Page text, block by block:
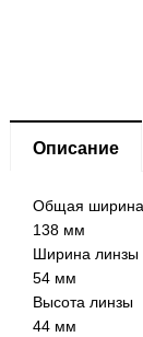
Описание
Общая ширина
138 мм
Ширина линзы
54 мм
Высота линзы
44 мм